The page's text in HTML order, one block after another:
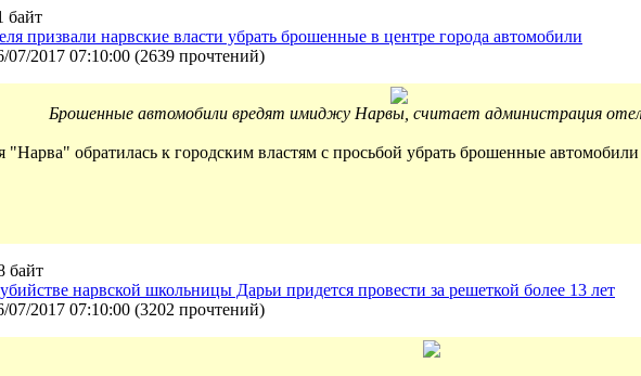
байт
призвали нарвские власти убрать брошенные в центре города автомобили
07/2017 07:10:00 (2639 прочтений)
Брошенные автомобили вредят имиджу Нарвы, считает администрация
обратилась к городским властям с просьбой убрать брошенные автомобили
байт
нарвской школьницы Дарьи придется провести за решеткой более 13 лет
07/2017 07:10:00 (3202 прочтений)